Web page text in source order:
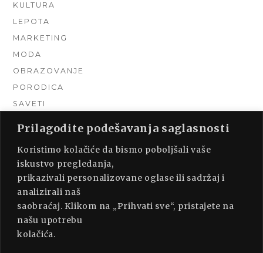
Prilagodite podešavanja saglasnosti
Koristimo kolačiće da bismo poboljšali vaše
iskustvo pregledanja,
prikazivali personalizovane oglase ili sadržaj i
analizirali naš
saobraćaj. Klikom na „Prihvati sve“, pristajete na
našu upotrebu
kolačića.
KULTURA
LEPOTA
MARKETING
MODA
OBRAZOVANJE
PORODICA
SAVETI
TURIZAM
UNCATEGORIZED
URADI SAM
UREĐENJE DOMA
ZDRAVLJE